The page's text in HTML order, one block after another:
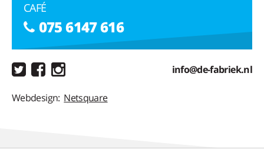
CAFÉ
075 6147 616
info@de-fabriek.nl
Webdesign: Netsquare